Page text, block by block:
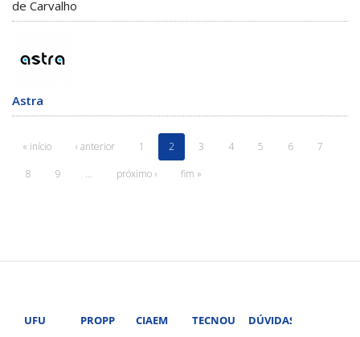
de Carvalho
Astra
« início ‹ anterior 1 2 3 4 5 6
7
8
9 … próximo › fim »
UFU
PROPP
CIAEM
TECNOUFU DÚVIDAS?